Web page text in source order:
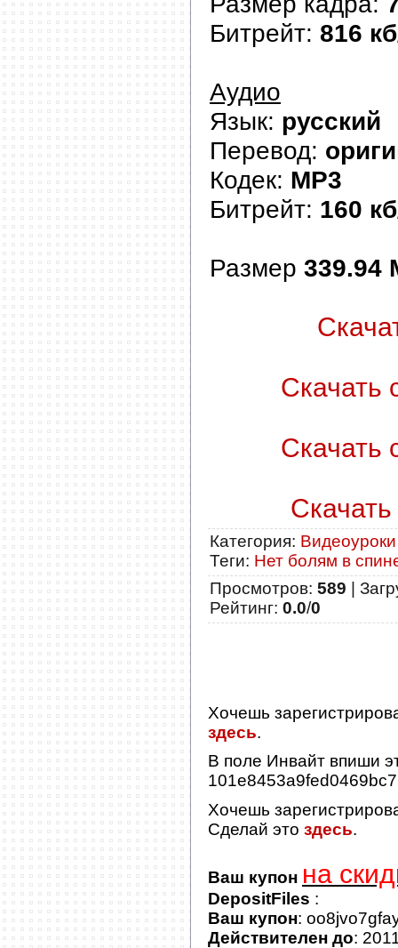
Битрейт: 816
Аудио
Язык: русский
Перевод:
Кодек: MP3
Битрейт: 160
Размер 339.94
Скачать
Скачать
Категория: Видеоуроки
Теги: Нет болям в
Просмотров: 589 |
Рейтинг: 0.0/0
Хочешь
здесь.
В поле Инвайт впиши
Хочешь
Сделай это здесь.
Ваш купон на
DepositFiles :
Ваш купон:
Действителен до: